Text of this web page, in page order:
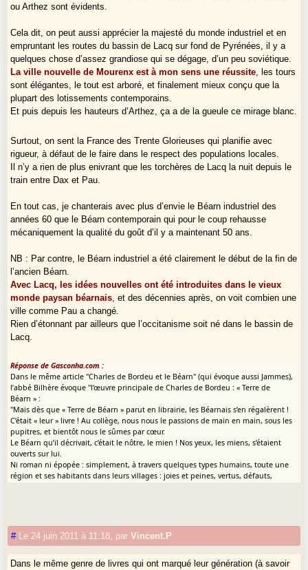
ou Arthez sont évidents.
Cela dit, on peut aussi apprécier la majesté du monde industriel et en
empruntant les routes du bassin de Lacq sur fond de Pyrénées, il y a
quelques chose d’assez grandiose qui se dégage, d’un peu soviétique.
La ville nouvelle de Mourenx est à mon sens une réussite , les tours
sont élégantes, le tout est arboré, et finalement mieux conçu que la
plupart des lotissements contemporains.
Et puis depuis les hauteurs d’Arthez, ça a de la gueule ce mirage blanc.
Surtout, on sent la France des Trente Glorieuses qui planifie avec
rigueur, à défaut de le faire dans le respect des populations locales.
Il n’y a rien de plus enivrant que les torchères de Lacq la nuit depuis le
train entre Dax et Pau.
En tout cas, je chanterais avec plus d’envie le Béarn industriel des
années 60 que le Béarn contemporain qui pour le coup rehausse
mécaniquement la qualité du goût d’il y a maintenant 50 ans.
NB : Par contre, le Béarn industriel a été clairement le début de la fin de
l’ancien Béarn.
Avec Lacq, les idées nouvelles ont été introduites dans le vieux
monde paysan béarnais , et des décennies après, on voit combien une
ville comme Pau a changé.
Rien d’étonnant par ailleurs que l’occitanisme soit né dans le bassin de
Lacq.
Réponse de Gasconha.com :
Dans le même article "Charles de Bordeu et le Béarn" (qui évoque aussi Jammes),
l’abbé Bilhère évoque "l’œuvre principale de Charles de Bordeu : « Terre de
Béarn » :
"Mais dès que « Terre de Béarn » parut en librairie, les Béarnais s’en régalèrent !
C’était « leur » livre ! Au collège, nous nous le passions de main en main, sous les
pupitres, et bientôt nous le sûmes par cœur.
Le Béarn qu’il décrivait, c’était le nôtre, le mien ! Nos yeux, les miens, s’étaient
ouverts sur lui.
Ni roman ni épopée : simplement, à travers quelques types humains, toute une
région et ses habitants dans leurs villages : joies et peines, vertus, défauts,
# Le 24 juin 2011 à 11:18 parVincent.P
Dans le même genre de livres qui ont marqué leur génération (à savoir